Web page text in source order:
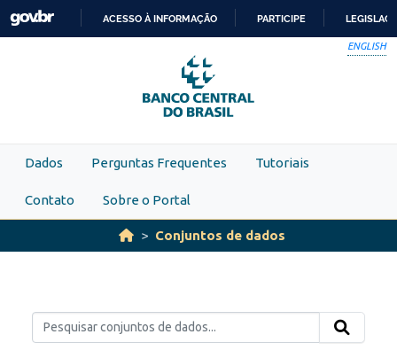
Skip to main content
PARA
O
CONTEÚDO
ACESSO À INFORMAÇÃO PARTICIPE
ENGLISH
Dados Perguntas Frequentes Tutoriais
Contato Sobre o Portal
Conjuntos de dados